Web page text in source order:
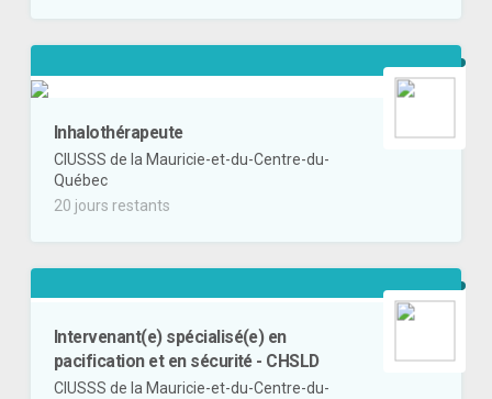
Inhalothérapeute
CIUSSS de la Mauricie-et-du-Centre-du-
Québec
20 jours restants
Intervenant(e) spécialisé(e) en
pacification et en sécurité - CHSLD
CIUSSS de la Mauricie-et-du-Centre-du-